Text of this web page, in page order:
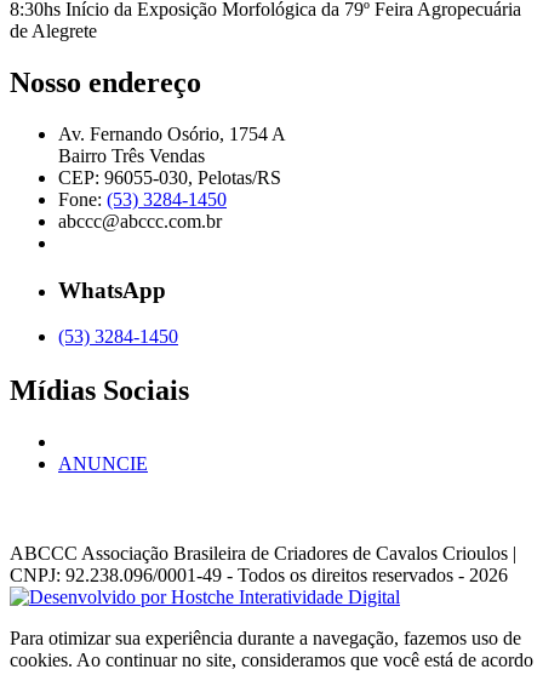
8:30hs Início da Exposição Morfológica da 79º Feira Agropecuária
de Alegrete
Nosso endereço
Av. Fernando Osório, 1754 A
Bairro Três Vendas
CEP: 96055-030, Pelotas/RS
Fone: (53) 3284-1450
abccc@abccc.com.br
WhatsApp
(53) 3284-1450
Mídias Sociais
ANUNCIE
ABCCC Associação Brasileira de Criadores de Cavalos Crioulos |
CNPJ: 92.238.096/0001-49 - Todos os direitos reservados - 2026
Para otimizar sua experiência durante a navegação, fazemos uso de
cookies. Ao continuar no site, consideramos que você está de acordo